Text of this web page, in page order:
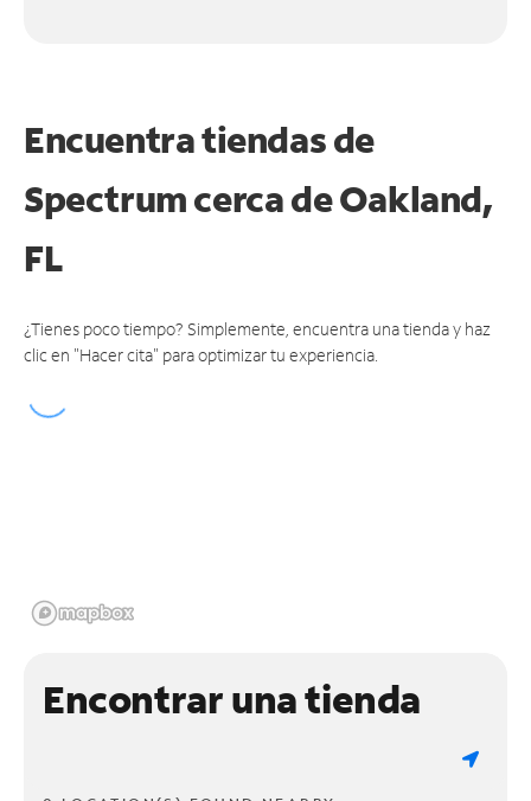
Encuentra tiendas de
Spectrum cerca deOakland,
FL
¿Tienes poco tiempo? Simplemente, encuentra una tienda y haz
clic en "Hacer cita" para optimizar tu experiencia.
Encontrar una tienda